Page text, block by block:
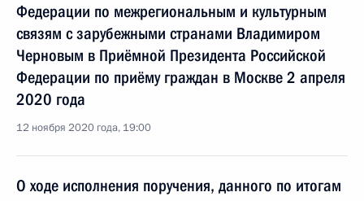
Федерации по межрегиональным и культурным
связям с зарубежными странами Владимиром
Черновым в Приёмной Президента Российской
Федерации по приёму граждан в Москве 2 апреля
2020 года
12 ноября 2020 года, 19:00
О ходе исполнения поручения, данного по итогам